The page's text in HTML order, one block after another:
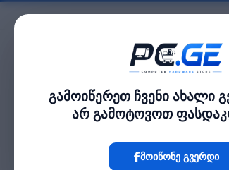
გამოიწერეთ ჩვენი ახალი
არ გამოტოვოთ
მოიწონე გვერდი
🎮 ᲒᲔᲘᲛᲘᲜᲒᲘ